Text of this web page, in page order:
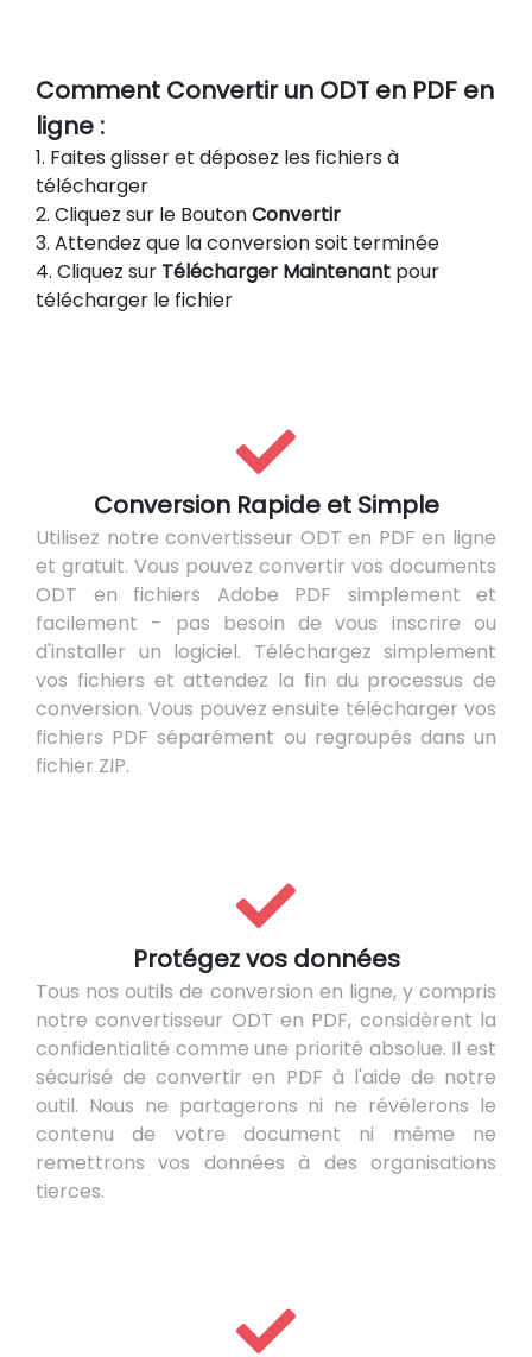
Comment Convertir un ODT en PDF en
ligne :
1. Faites glisser et déposez les fichiers à
télécharger
2. Cliquez sur le BoutonConvertir
3. Attendez que la conversion soit terminée
4. Cliquez sur Télécharger Maintenant pour
télécharger le fichier
Conversion Rapide et Simple
Utilisez notre convertisseur ODT en PDF en ligne
et gratuit. Vous pouvez convertir vos documents
ODT en fichiers Adobe PDF simplement et
facilement - pas besoin de vous inscrire ou
d'installer un logiciel. Téléchargez simplement
vos fichiers et attendez la fin du processus de
conversion. Vous pouvez ensuite télécharger vos
fichiers PDF séparément ou regroupés dans un
fichier ZIP.
Protégez vos données
Tous nos outils de conversion en ligne, y compris
notre convertisseur ODT en PDF, considèrent la
confidentialité comme une priorité absolue. Il est
sécurisé de convertir en PDF à l'aide de notre
outil. Nous ne partagerons ni ne révélerons le
contenu de votre document ni même ne
remettrons vos données à des organisations
tierces.